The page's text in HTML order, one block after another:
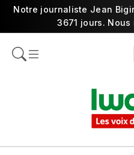
Notre journaliste Jean
3671 jours.